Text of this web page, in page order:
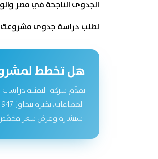
الجدوى الناجحة في مصر
لطلب دراسة جدوى مشروعك
هل تخطط
تقدّم شركة التقنية
استشارة وعرض سعر